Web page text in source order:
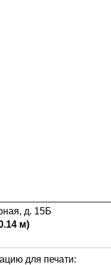
д. 15Б
м)
для печати: